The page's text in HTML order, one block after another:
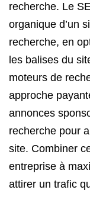
recherche. Le
organique d’un
recherche, en
les balises du
moteurs de
approche
annonces
recherche pour
site. Combiner
entreprise à
attirer un trafic